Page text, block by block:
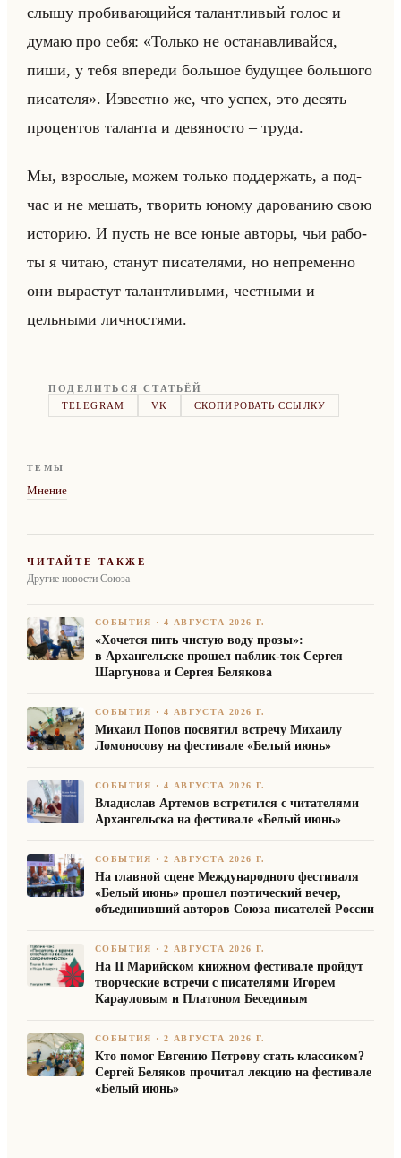
слышу про­би­ва­ющийся та­лант­ли­вый голос и
думаю про себя: «Только не останавливайся,
пиши, у тебя впереди большое будущее большого
писателя». Из­вест­но же, что успех, это де­сять
про­цен­тов та­лан­та и де­вя­но­сто – труда.
Мы, взрос­лые, можем только под­дер­жать, а под­
час и не ме­шать, тво­рить юному да­ро­ва­нию свою
ис­то­рию. И пусть не все юные ав­то­ры, чьи ра­бо­
ты я читаю, ста­нут пи­са­те­ля­ми, но непре­мен­но
они вы­рас­тут та­лант­ли­вы­ми, чест­ны­ми и
цельны­ми лич­но­стя­ми.
ПОДЕЛИТЬСЯ СТАТЬЁЙ
TELEGRAM
VK СКОПИРОВАТЬ ССЫЛКУ
ТЕМЫ
Мнение
ЧИТАЙТЕ ТАКЖЕ
Другие новости Союза
СОБЫТИЯ ·4 АВГУСТА 2026 Г.
«Хочется пить чистую воду прозы»:
в Архангельске прошел паблик-ток Сергея
Шаргунова и Сергея Белякова
СОБЫТИЯ ·4 АВГУСТА 2026 Г.
Михаил Попов посвятил встречу Михаилу
Ломоносову на фестивале «Белый июнь»
СОБЫТИЯ ·4 АВГУСТА 2026 Г.
Владислав Артемов встретился с читателями
Архангельска на фестивале «Белый июнь»
СОБЫТИЯ ·2 АВГУСТА 2026 Г.
На главной сцене Международного фестиваля
«Белый июнь» прошел поэтический вечер,
объединивший авторов Союза писателей России
СОБЫТИЯ ·2 АВГУСТА 2026 Г.
На II Марийском книжном фестивале пройдут
творческие встречи с писателями Игорем
Карауловым и Платоном Бесединым
СОБЫТИЯ ·2 АВГУСТА 2026 Г.
Кто помог Евгению Петрову стать классиком?
Сергей Беляков прочитал лекцию на фестивале
«Белый июнь»